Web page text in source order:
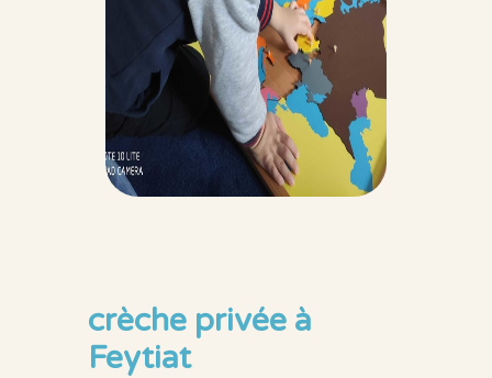
crèche privée à
Feytiat